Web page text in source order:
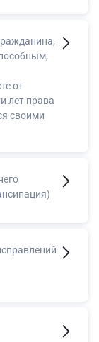
от
лет права
своими